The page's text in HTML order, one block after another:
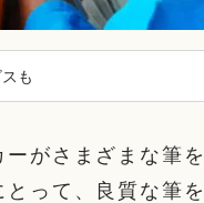
も
ーがさまざまな筆
って、良質な筆